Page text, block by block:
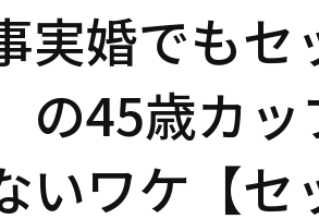
実婚でも
の45歳カ
いワケ【セ